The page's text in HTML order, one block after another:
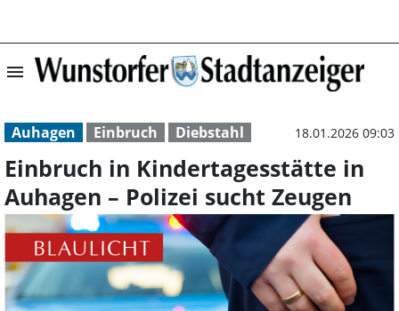
menu Einbruch in
Auhagen Einbruch Diebstahl 18.01.2026 09:03
Einbruch in Kindertagesstätte in
Auhagen – Polizei sucht Zeugen